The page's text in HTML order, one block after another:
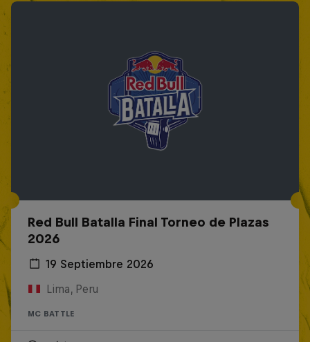
Red Bull Batalla Final Torneo de Plazas
2026
19 Septiembre 2026
Lima, Peru
MC BATTLE